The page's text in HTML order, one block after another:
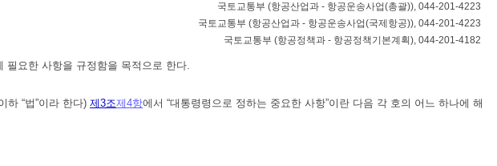
국토교통부 (항공산업과 - 항공운송사업(총괄)), 044-201-4223
국토교통부 (항공산업과 - 항공운송사업(국제항공)), 044-201-4223
국토교통부 (항공정책과 - 항공정책기본계획), 044-201-4182
필요한 사항을 규정함을 목적으로 한다.
하 “법”이라 한다) 제3조제4항에서 “대통령령으로 정하는 중요한 사항”이란 다음 각 호의 어느 하나에 해